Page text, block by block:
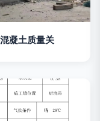
凝土质量关